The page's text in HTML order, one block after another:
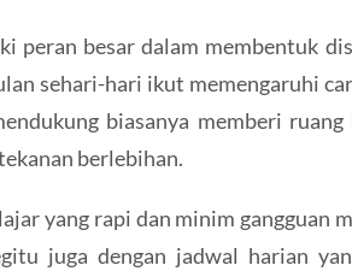
peran besar dalam membentuk
sehari-hari ikut memengaruhi
biasanya memberi
berlebihan.
yang rapi dan minim gangguan
juga dengan jadwal harian